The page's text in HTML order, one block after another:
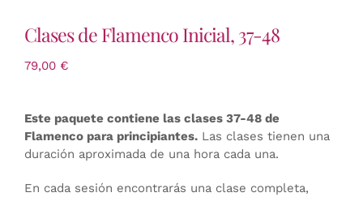
Clases de Flamenco Inicial, 37-48
79,00 €
Este paquete contiene las clases 37-48 de
Flamenco para principiantes. Las clases tienen una
duración aproximada de una hora cada una.
En cada sesión encontrarás una clase completa,